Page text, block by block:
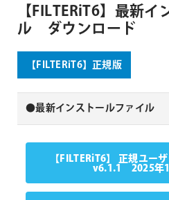
【FILTERiT6】最新
ル ダウンロード
【FILTERiT6】正規版
●最新インストールファイル
【FILTERiT6】 正規ユ
v6.1.1 2025年